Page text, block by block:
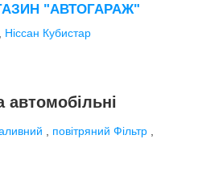
"АВТОГАРАЖ"
, Ніссан Кубистар
автомобільні
повітряний Фільтр